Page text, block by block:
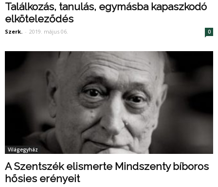
Találkozás, tanulás, egymásba kapaszkodó
elköteleződés
Szerk. - 2019. május 06. 0
Világegyház
A Szentszék elismerte Mindszenty bíboros
hősies erényeit